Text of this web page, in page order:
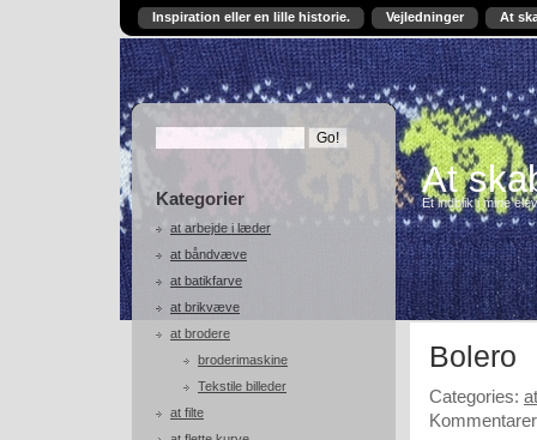
Inspiration eller en lille historie. Vejledninger At
Kategorier
at arbejde i læder
at båndvæve
at batikfarve
at brikvæve
at brodere
broderimaskine
Tekstile billeder
at filte
At
Et indblik i mine
Bolero
Categories: